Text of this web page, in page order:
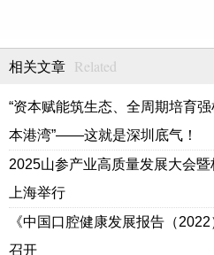
相关文章 Related
“资本赋能筑生态、全周期培育
本港湾”——这就是深圳底气！
2025山参产业高质量发展大会
上海举行
《中国口腔健康发展报告（
召开